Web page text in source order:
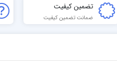
تضمین کیفیت
ضمانت تضمین کیفیت